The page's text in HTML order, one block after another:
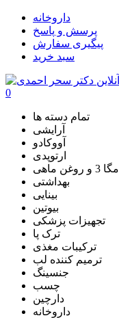
داروخانه
پرسش و پاسخ
پیگیری سفارش
سبد خرید
0
تمام دسته ها
آرایشی
آووکادو
ارتوپدی
امگا 3 و روغن ماهی
بهداشتی
بینایی
بیوتین
تجهیزات پزشکی
ترک پا
ترکیبات مغذی
ترمیم کننده لب
جنسینگ
چسب
دارچین
داروخانه